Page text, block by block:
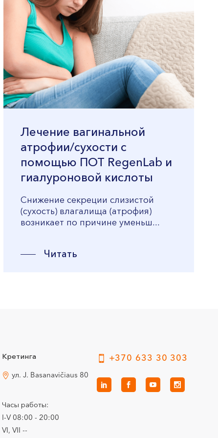
Лечение вагинальной
атрофии/сухости с
помощью ПОТ RegenLab и
гиалуроновой кислоты
Снижение секреции слизистой
(сухость) влагалища (атрофия)
возникает по причине уменьш...
Читать
Кретинга
ул. J. Basanavičiaus 80
Часы работы:
I-V 08:00 - 20:00
VI, VII --
+370 633 30 303